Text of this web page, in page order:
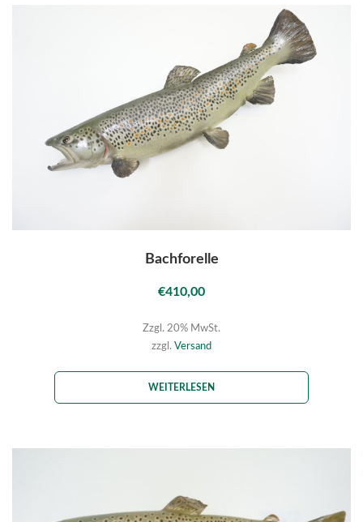
Bachforelle
€410,00
Zzgl. 20% MwSt.
zzgl. Versand
WEITERLESEN